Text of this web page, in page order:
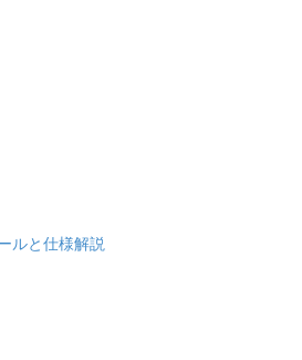
ルと仕様解説